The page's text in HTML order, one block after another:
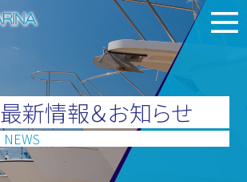
最新情報＆お知らせ
NEWS